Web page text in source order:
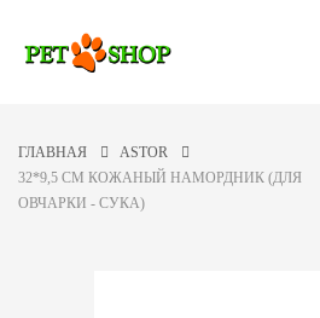
ГЛАВНАЯ
ASTOR
32*9,5 CM КОЖАНЫЙ НАМОРДНИК (ДЛЯ
ОВЧАРКИ - СУКА)